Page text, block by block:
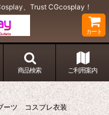
、Trust CGcosplay！
カート
商品検索 ご利用案内
ーツ コスプレ衣装